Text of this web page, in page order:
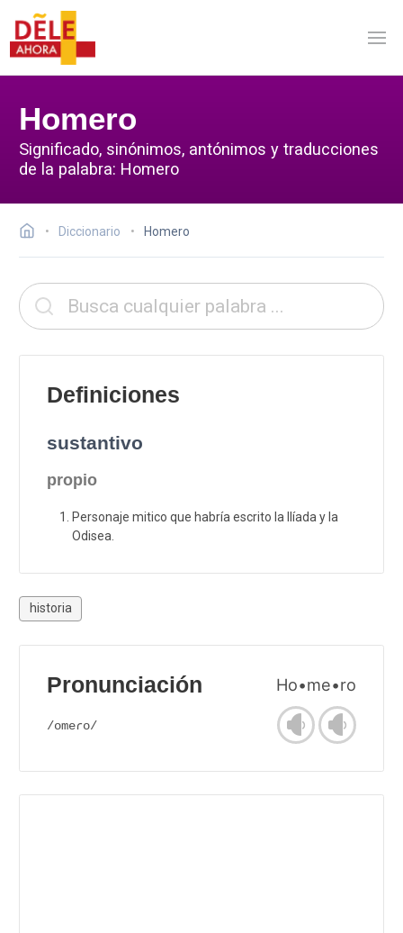
Homero
Significado, sinónimos, antónimos y traducciones
de la palabra: Homero
Diccionario Homero
Definiciones
sustantivo
propio
Personaje mitico que habría escrito la Ilíada y la
Odisea.
historia
Pronunciación Ho•me•ro
/omeɾo/